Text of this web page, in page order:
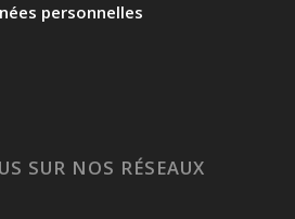
personnelles
SUR NOS RÉSEAUX